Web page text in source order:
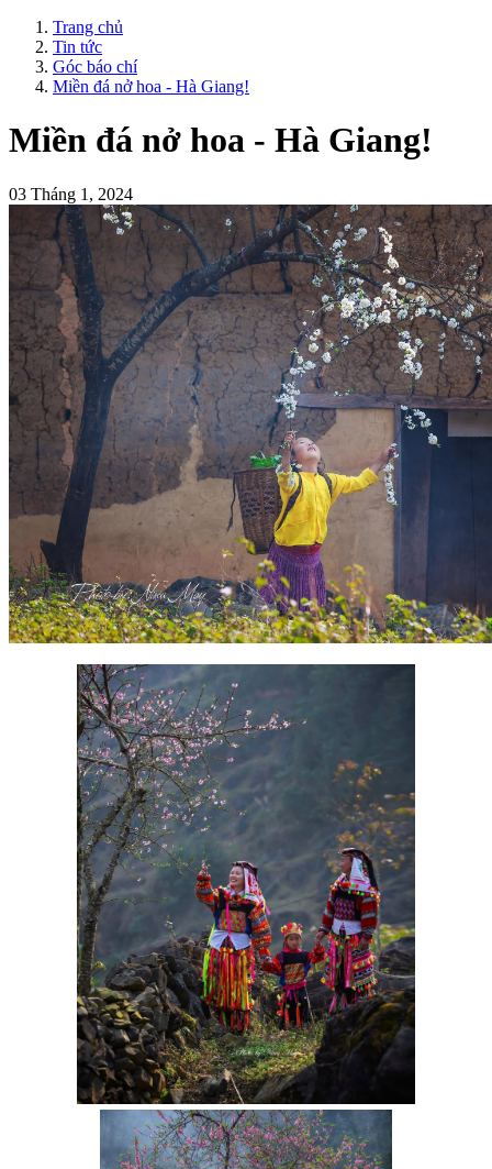
Trang chủ
Tin tức
Góc báo chí
Miền đá nở hoa - Hà Giang!
Miền đá nở hoa - Hà Giang!
03 Tháng 1, 2024